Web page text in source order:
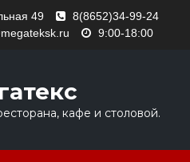
49
8(8652)34-99-24
9:00-18:00
кафе и столовой.